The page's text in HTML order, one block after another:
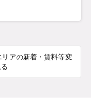
アの新着・賃料等変